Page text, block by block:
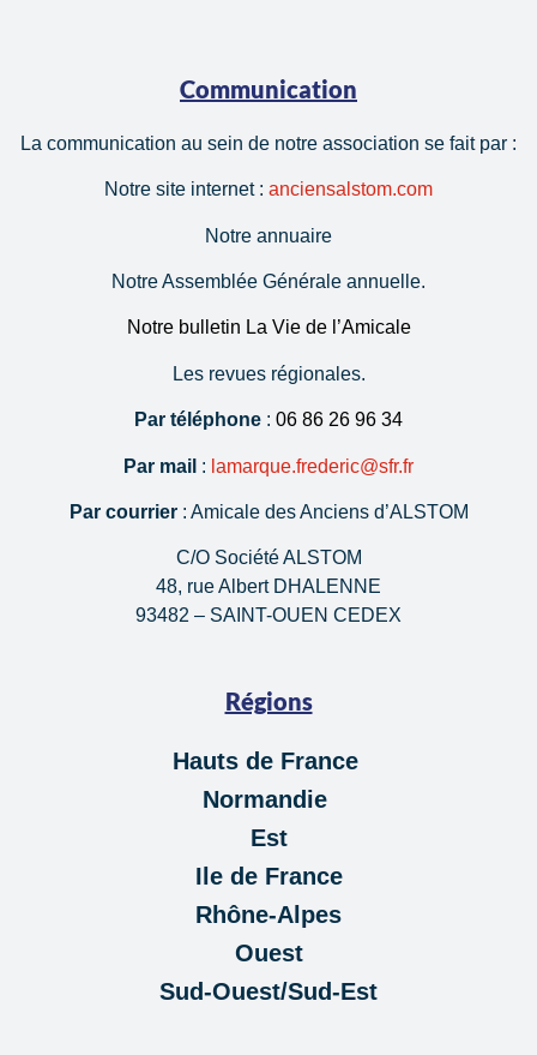
Communication
La communication au sein de notre association se fait par :
Notre site internet : anciensalstom.com
Notre annuaire
Notre Assemblée Générale annuelle.
Notre bulletin La Vie de l’Amicale
Les revues régionales.
Par téléphone : 06 86 26 96 34
Par mail : lamarque.frederic@sfr.fr
Par courrier: Amicale des Anciens d’ALSTOM
C/O Société ALSTOM
48, rue Albert DHALENNE
93482 – SAINT-OUEN CEDEX
Régions
Hauts de France
Normandie
Est
Ile de France
Rhône-Alpes
Ouest
Sud-Ouest/Sud-Est